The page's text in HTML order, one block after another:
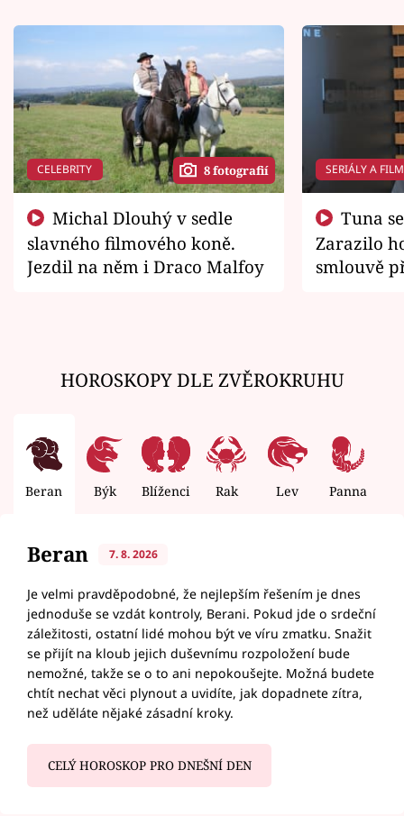
CELEBRITY 8 fotografií
slavného filmového koně.
Jezdil na něm i Draco Malfoy
SERIÁLY A
Zarazilo
smlouvě
HOROSKOPY DLE ZVĚROKRUHU
Beran Býk Blíženci Rak Lev Panna
Beran 7. 8. 2026
Je velmi pravděpodobné, že nejlepším řešením je dnes
jednoduše se vzdát kontroly, Berani. Pokud jde o srdeční
záležitosti, ostatní lidé mohou být ve víru zmatku. Snažit
se přijít na kloub jejich duševnímu rozpoložení bude
nemožné, takže se o to ani nepokoušejte. Možná budete
chtít nechat věci plynout a uvidíte, jak dopadnete zítra,
než uděláte nějaké zásadní kroky.
CELÝ HOROSKOP PRO DNEŠNÍ DEN